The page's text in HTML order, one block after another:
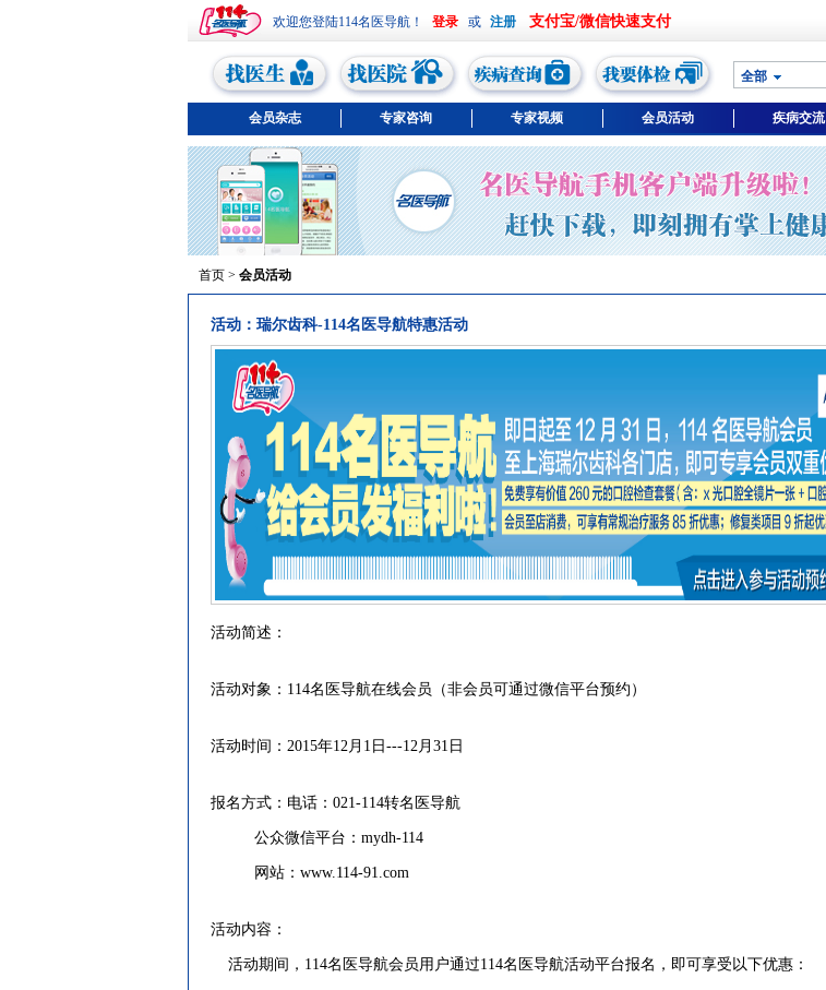
欢迎您登陆114名医导航！ 或 支付宝/微信快速支付
全部
会员杂志 专家咨询 专家视频 会员活动 疾病交流
首页 > 会员活动
活动：瑞尔齿科-114名医导航特惠活动
活动简述：
活动对象：114名医导航在线会员（非会员可通过微信平台预约）
活动时间：2015年12月1日---12月31日
报名方式：电话：021-114转名医导航
公众微信平台：mydh-114
网站： www.114-91.com
活动内容：
活动期间，114名医导航会员用户通过114名医导航活动平台报名，即可享受以下优惠：